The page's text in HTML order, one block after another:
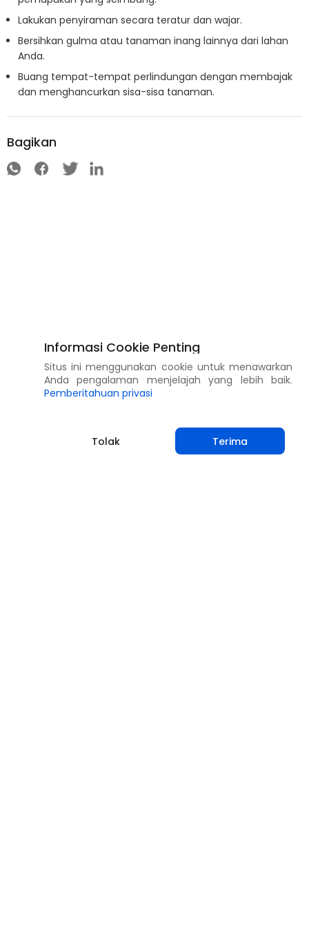
Lakukan penyiraman secara teratur dan wajar.
Bersihkan gulma atau tanaman inang lainnya dari lahan
Anda.
Buang tempat-tempat perlindungan dengan membajak
dan menghancurkan sisa-sisa tanaman.
Bagikan
Informasi Cookie Penting
Situs ini menggunakan cookie untuk menawarkan
Anda pengalaman menjelajah yang lebih baik.
Pemberitahuan privasi
Tolak Terima